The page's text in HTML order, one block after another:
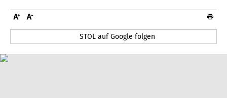
STOL auf Google folgen